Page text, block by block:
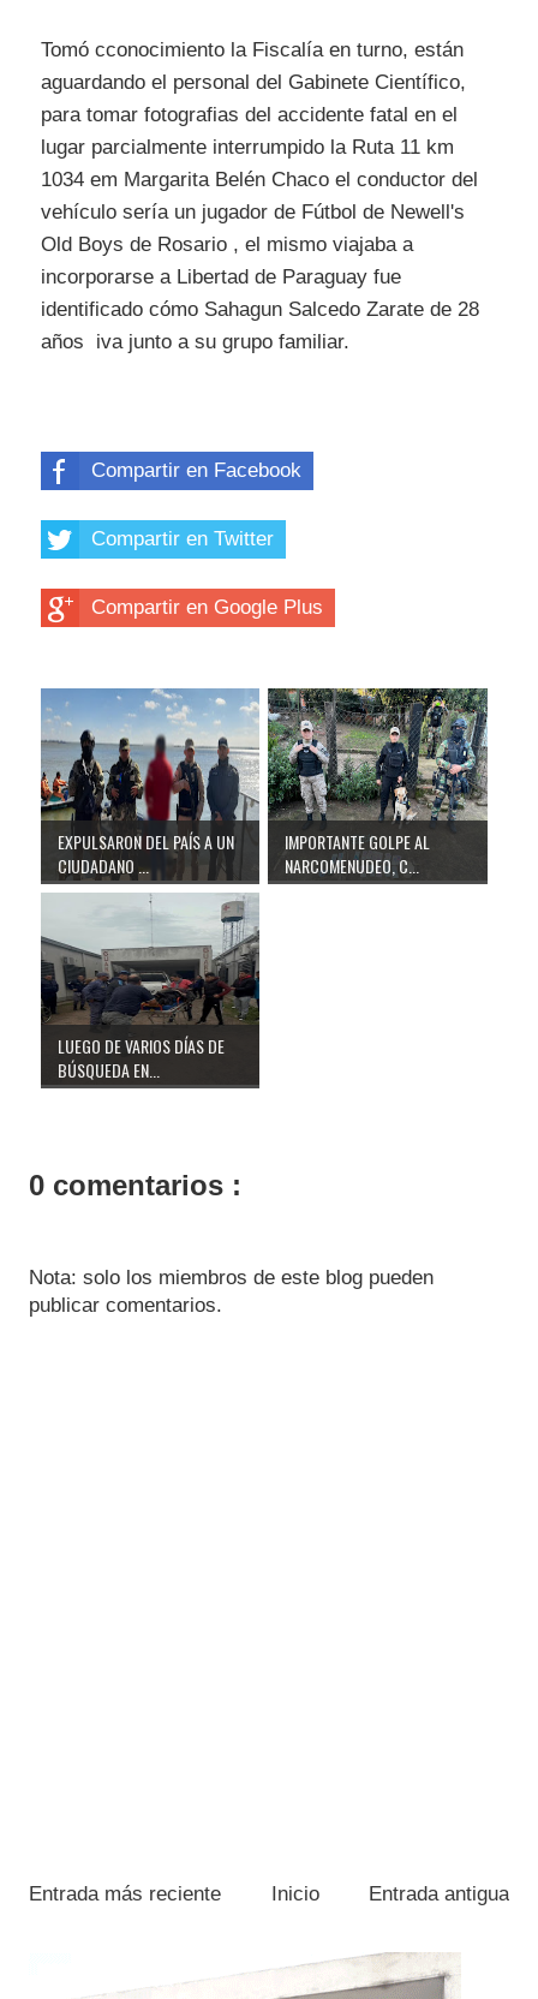
Tomó cconocimiento la Fiscalía en turno, están
aguardando el personal del Gabinete Científico,
para tomar fotografias del accidente fatal en el
lugar parcialmente interrumpido la Ruta 11 km
1034 em Margarita Belén Chaco el conductor del
vehículo sería un jugador de Fútbol de Newell's
Old Boys de Rosario , el mismo viajaba a
incorporarse a Libertad de Paraguay fue
identificado cómo Sahagun Salcedo Zarate de 28
años iva junto a su grupo familiar.
Compartir en Facebook
Compartir en Twitter
Compartir en Google Plus
EXPULSARON DEL PAÍS A UN
CIUDADANO ...
IMPORTANTE GOLPE AL
NARCOMENUDEO, C...
LUEGO DE VARIOS DÍAS DE
BÚSQUEDA EN...
0 comentarios :
Nota: solo los miembros de este blog pueden
publicar comentarios.
Entrada más reciente Entrada antigua
Inicio